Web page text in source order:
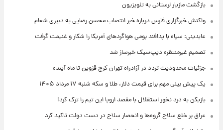
بازگشت مازیار لرستانی به تلویزیون
واکنش خبرگزاری فارس درباره خبر انتصاب محسن رضایی به دبیری شعام
عابدینی: سپاه با پدافند بومی هواگردهای آمریکا را شکار و غنیمت گرفت
تصمیم غیرمنتظره دیپ‌سیک خبرساز شد
جزئیات محدودیت تردد در آزادراه تهران کرج قزوین تا ماه آینده
یک پیش ‌بینی مهم برای قیمت دلار، طلا و سکه شنبه ۱۷ مرداد ۱۴۰۵
بازیکن به درد نخور استقلال با مقصد اروپا این تیم را ترک کرد!
عراق بر خلع سلاح گروه‌ها و انحصار سلاح در دست دولت تاکید کرد